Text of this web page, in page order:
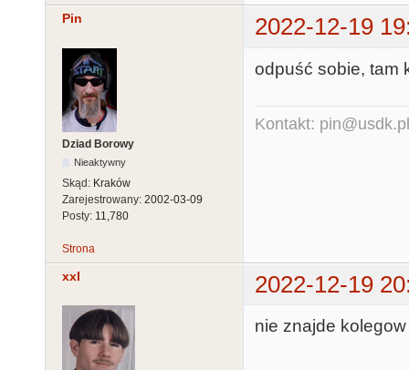
Pin 2022-12-19
Dziad Borowy
Nieaktywny
Skąd: Kraków
Zarejestrowany: 2002-03-09
Posty: 11,780
odpuść sobie, tam
Kontakt: pin@usdk.pl
Strona
xxl 2022-12-19
nie znajde